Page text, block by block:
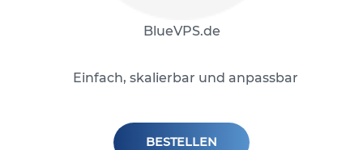
BlueVPS.de
Einfach, skalierbar und anpassbar
BESTELLEN